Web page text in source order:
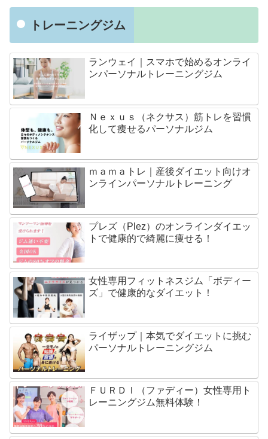
トレーニングジム
ランウェイ｜スマホで始めるオンライ
ンパーソナルトレーニングジム
Ｎｅｘｕｓ（ネクサス）筋トレを習慣
化して痩せるパーソナルジム
ｍａｍａトレ｜産後ダイエット向けオ
ンラインパーソナルトレーニング
プレズ（Plez）のオンラインダイエッ
トで健康的で綺麗に痩せる！
女性専用フィットネスジム「ボディー
ズ」で健康的なダイエット！
ライザップ｜本気でダイエットに挑む
パーソナルトレーニングジム
ＦＵＲＤＩ（ファディー）女性専用ト
レーニングジム無料体験！